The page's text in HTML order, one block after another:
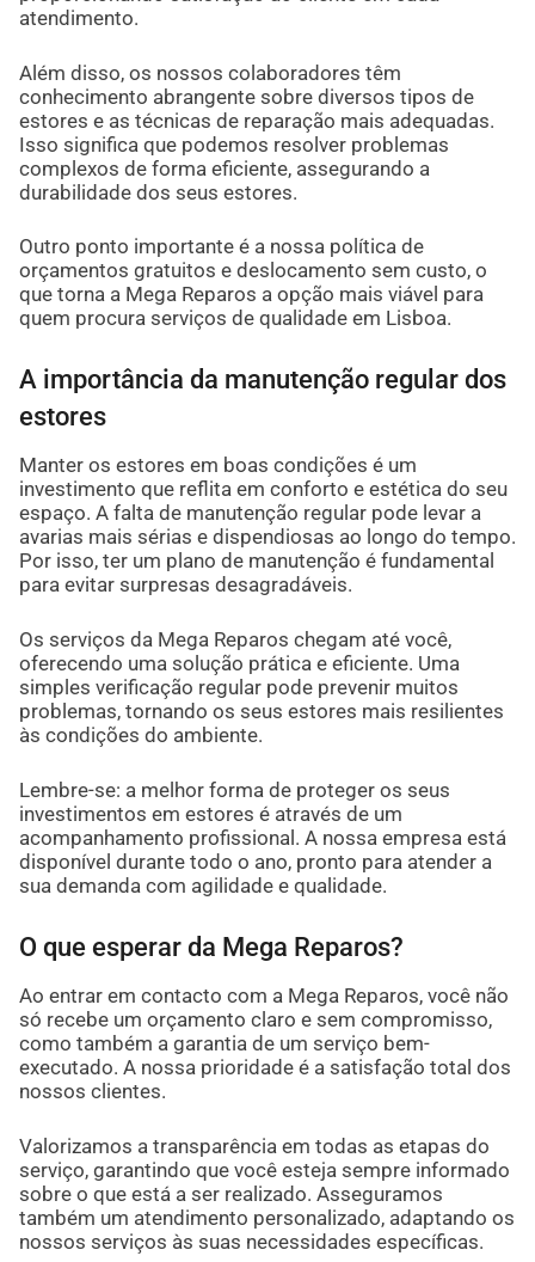
atendimento.
Além disso, os nossos colaboradores têm
conhecimento abrangente sobre diversos tipos de
estores e as técnicas de reparação mais adequadas.
Isso significa que podemos resolver problemas
complexos de forma eficiente, assegurando a
durabilidade dos seus estores.
Outro ponto importante é a nossa política de
orçamentos gratuitos e deslocamento sem custo, o
que torna a Mega Reparos a opção mais viável para
quem procura serviços de qualidade em Lisboa.
A importância da manutenção regular dos
estores
Manter os estores em boas condições é um
investimento que reflita em conforto e estética do seu
espaço. A falta de manutenção regular pode levar a
avarias mais sérias e dispendiosas ao longo do tempo.
Por isso, ter um plano de manutenção é fundamental
para evitar surpresas desagradáveis.
Os serviços da Mega Reparos chegam até você,
oferecendo uma solução prática e eficiente. Uma
simples verificação regular pode prevenir muitos
problemas, tornando os seus estores mais resilientes
às condições do ambiente.
Lembre-se: a melhor forma de proteger os seus
investimentos em estores é através de um
acompanhamento profissional. A nossa empresa está
disponível durante todo o ano, pronto para atender a
sua demanda com agilidade e qualidade.
O que esperar da Mega Reparos?
Ao entrar em contacto com a Mega Reparos, você não
só recebe um orçamento claro e sem compromisso,
como também a garantia de um serviço bem-
executado. A nossa prioridade é a satisfação total dos
nossos clientes.
Valorizamos a transparência em todas as etapas do
serviço, garantindo que você esteja sempre informado
sobre o que está a ser realizado. Asseguramos
também um atendimento personalizado, adaptando os
nossos serviços às suas necessidades específicas.